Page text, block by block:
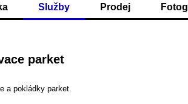
Služby Prodej
parket
a pokládky parket.